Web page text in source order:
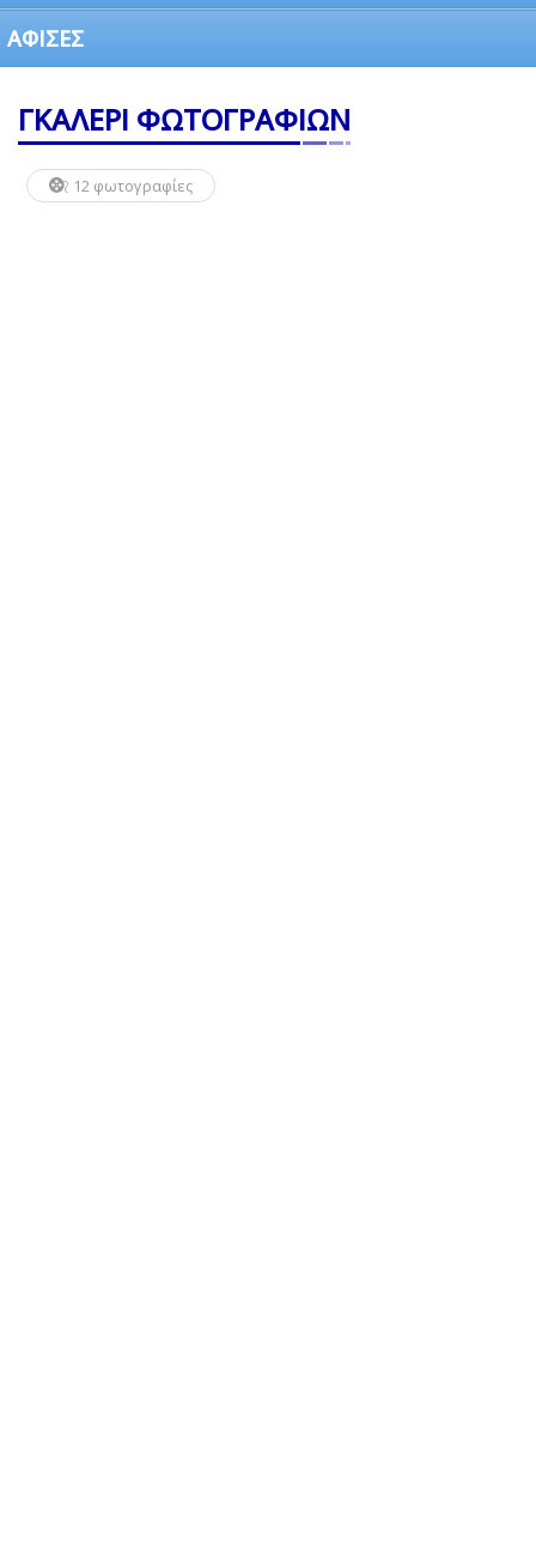
ΑΦΙΣΕΣ
ΓΚΑΛΕΡΙ ΦΩΤΟΓΡΑΦΙΩΝ
12 φωτογραφίες